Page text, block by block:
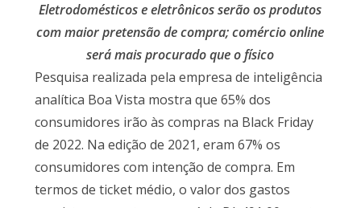
Eletrodomésticos e eletrônicos serão os produtos
com maior pretensão de compra; comércio online
será mais procurado que o físico
Pesquisa realizada pela empresa de inteligência
analítica Boa Vista mostra que 65% dos
consumidores irão às compras na Black Friday
de 2022. Na edição de 2021, eram 67% os
consumidores com intenção de compra. Em
termos de ticket médio, o valor dos gastos